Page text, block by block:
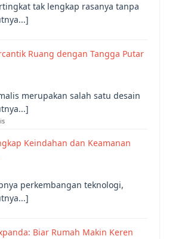
tak lengkap rasanya tanpa
Ruang dengan Tangga Putar
merupakan salah satu desain
Keindahan dan Keamanan
perkembangan teknologi,
Biar Rumah Makin Keren